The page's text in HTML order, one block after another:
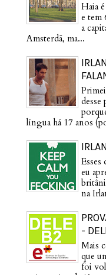
Haia
e tem
a
Amsterdã, ma...
desse
língua há 17 anos
Esses
eu
na
-
Mais
que
foi